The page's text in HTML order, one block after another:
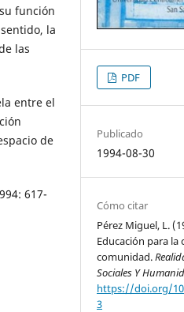
función
la
las
entre el
de
617-
PDF
Publicado
1994-08-30
Cómo citar
Pérez Miguel, L.
Educación para la
comunidad.
Sociales Y
https://doi.org/
3